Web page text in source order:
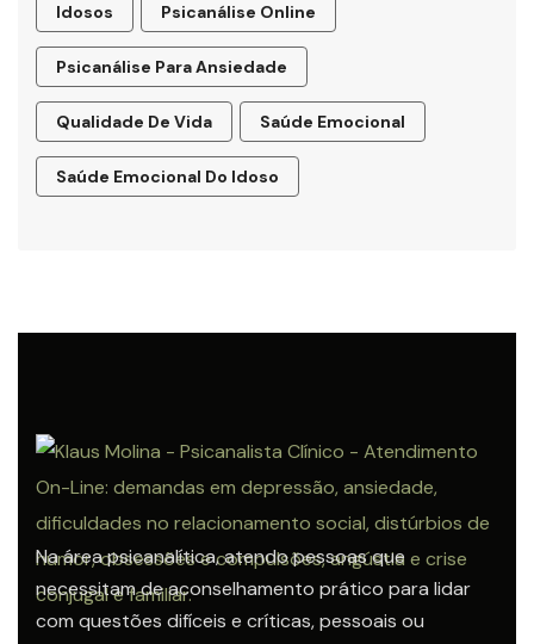
Idosos Psicanálise Online
Psicanálise Para Ansiedade
Qualidade De Vida Saúde Emocional
Saúde Emocional Do Idoso
Na área psicanalítica, atendo pessoas que
necessitam de aconselhamento prático para lidar
com questões difíceis e críticas, pessoais ou